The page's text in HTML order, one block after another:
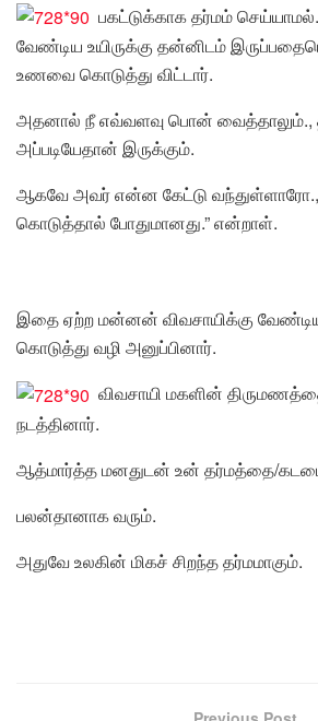
பகட்டுக்காக தர்மம்
வேண்டிய உயிருக்கு தன்னிடம்
உணவை கொடுத்து விட்டார்.
அதனால் நீ எவ்வளவு பொன் வைத்தாலும்.,
அப்படியேதான் இருக்கும்.
ஆகவே அவர் என்ன கேட்டு
கொடுத்தால் போதுமானது.” என்றாள்.
இதை ஏற்ற மன்னன் விவசாயிக்கு
கொடுத்து வழி அனுப்பினார்.
விவசாயி மகளின்
நடத்தினார்.
ஆத்மார்த்த மனதுடன் உன் தர்மத்தை/
பலன்தானாக வரும்.
அதுவே உலகின் மிகச் சிறந்த தர்மமாகும்.